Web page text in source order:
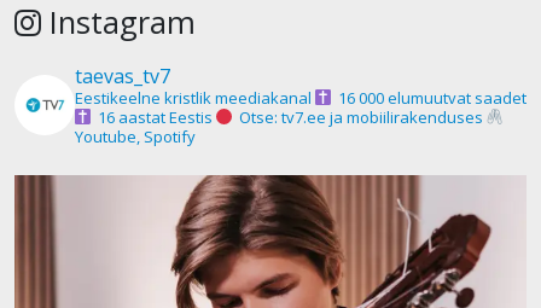
Instagram
taevas_tv7
Eestikeelne kristlik meediakanal
16 000 elumuutvat saadet
16 aastat Eestis
Otse: tv7.ee ja mobiilirakenduses
Youtube, Spotify